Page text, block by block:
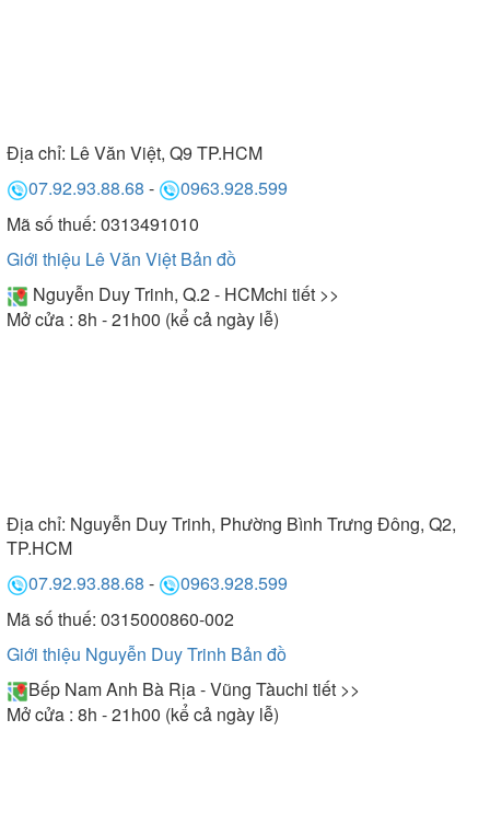
Địa chỉ: Lê Văn Việt, Q9 TP.HCM
07.92.93.88.68 -
0963.928.599
Mã số thuế: 0313491010
Giới thiệu Lê Văn Việt Bản đồ
Nguyễn Duy Trinh, Q.2 - HCMchi tiết >>
Mở cửa : 8h - 21h00 (kể cả ngày lễ)
Địa chỉ: Nguyễn Duy Trinh, Phường Bình Trưng Đông, Q2,
TP.HCM
07.92.93.88.68 -
0963.928.599
Mã số thuế: 0315000860-002
Giới thiệu Nguyễn Duy Trinh Bản đồ
Bếp Nam Anh Bà Rịa - Vũng Tàuchi tiết >>
Mở cửa : 8h - 21h00 (kể cả ngày lễ)